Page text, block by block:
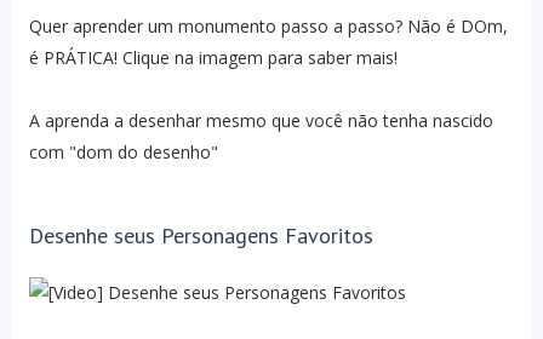
Quer aprender um monumento passo a passo? Não é DOm,
é PRÁTICA! Clique na imagem para saber mais!
A aprenda a desenhar mesmo que você não tenha nascido
com "dom do desenho"
Desenhe seus Personagens Favoritos